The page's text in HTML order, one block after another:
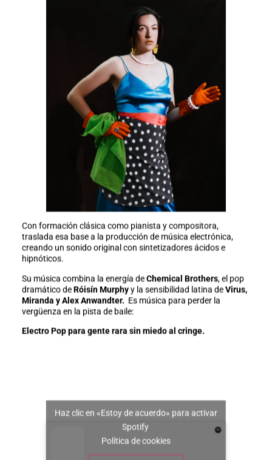
Con formación clásica como pianista y compositora,
traslada esa base a la producción de música electrónica,
creando un sonido original con sintetizadores ácidos e
hipnóticos.
Su música combina la energía deChemical Brothers, el pop
dramático deRóisín Murphyy la sensibilidad latina deVirus,
Miranda y Alex Anwandter. Es música para perder la
vergüenza en la pista de baile:
Electro Pop para gente rara sin miedo al cringe.
Haz clic en «Estoy de acuerdo» para activar
Spotify
Política de cookies